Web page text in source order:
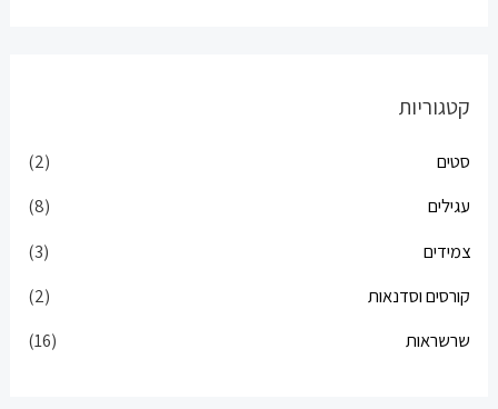
קטגוריות
סטים
(2)
עגילים
(8)
צמידים
(3)
קורסים וסדנאות
(2)
שרשראות
(16)